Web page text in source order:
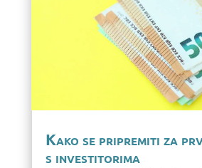
Kako se pripremiti za
s investitorima